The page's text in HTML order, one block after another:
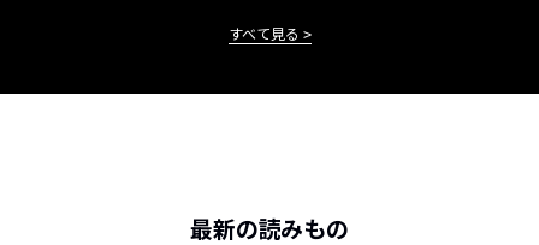
すべて見る
最新の読みもの